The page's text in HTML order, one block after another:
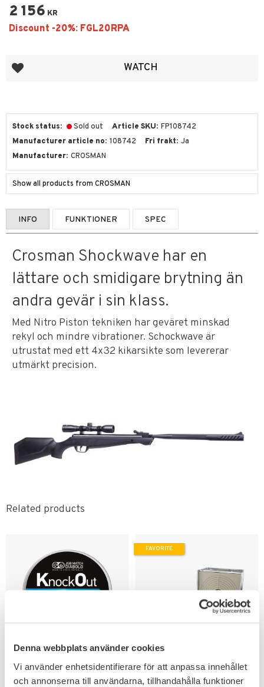
Denna webbplats använder cookies
Vi använder enhetsidentifierare för att anpassa innehållet
och annonserna till användarna, tillhandahålla funktioner
2 156 KR
Add to favorites WATCH
Stock status Sold out Article SKU FP108742
Manufacturer article no 108742 Fri frakt Ja
Manufacturer CROSMAN
Show all products from CROSMAN
INFO FUNKTIONER SPEC
Crosman Shockwave har en
lättare och smidigare brytning än
andra gevär i sin klass.
Med Nitro Piston tekniken har geväret minskad
rekyl och mindre vibrationer. Schockwave är
utrustat med ett 4x32 kikarsikte som levererar
utmärkt precision.
Related products
Add to favorites
JSB KO Slugs Luftgevär
Ammunition 4,5mm
Add to favorites
Hatsan Kulfång High
Power Metall
FAVORITE